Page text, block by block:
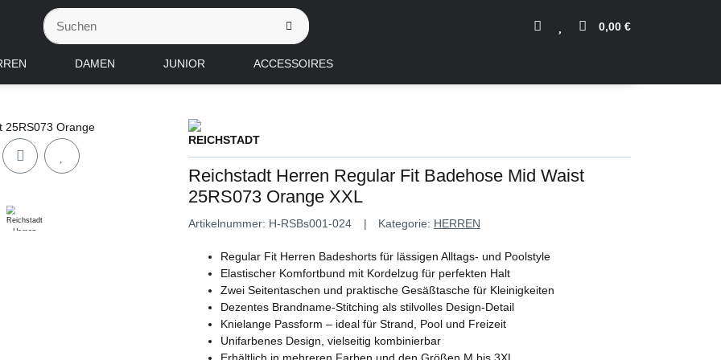
0,00 €
DAMEN JUNIOR ACCESSOIRES
Reichstadt Herren Regular Fit Badehose Mid Waist
25RS073 Orange XXL
Artikelnummer: H-RSBs001-024 Kategorie: HERREN
Regular Fit Herren Badeshorts für lässigen Alltags- und Poolstyle
Elastischer Komfortbund mit Kordelzug für perfekten Halt
Zwei Seitentaschen und praktische Gesäßtasche für Kleinigkeiten
Dezentes Brandname-Stitching als stilvolles Design-Detail
Knielange Passform – ideal für Strand, Pool und Freizeit
Unifarbenes Design, vielseitig kombinierbar
Erhältlich in mehreren Farben und den Größen M bis 3XL